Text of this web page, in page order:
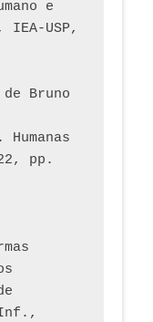
e
IEA-USP,
de Bruno
pp.
Inf.,